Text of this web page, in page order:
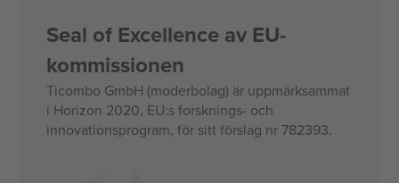
Seal of Excellence av EU-
kommissionen
Ticombo GmbH (moderbolag) är uppmärksammat
i Horizon 2020, EU:s forsknings- och
innovationsprogram, för sitt förslag nr 782393.